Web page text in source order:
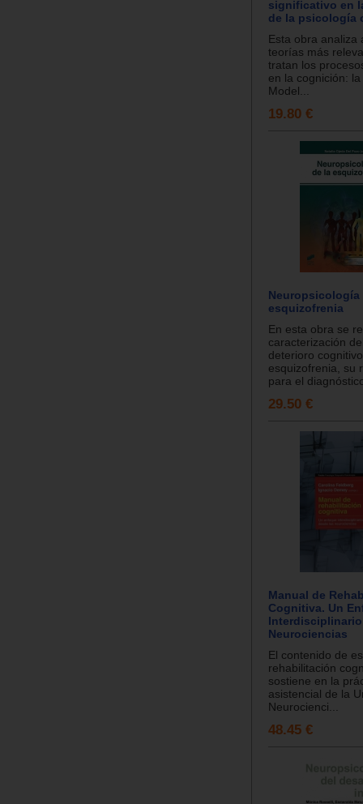
significativo en
de la psicología
Esta obra analiza
teorías más
tratan los
en la cognición:
Model...
19.80 €
Neuropsicología
esquizofrenia
En esta obra se
caracterización
deterioro
esquizofrenia, su
para el
29.50 €
Manual de
Cognitiva. Un
Neurociencias
El contenido de
rehabilitación
sostiene en la
asistencial de la
Neurocienci...
48.45 €